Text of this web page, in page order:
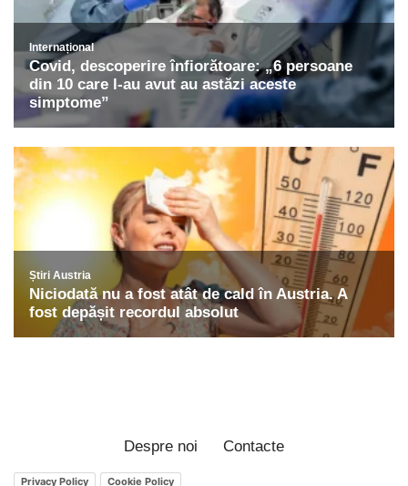
Despre noi Contacte
Privacy Policy Cookie Policy